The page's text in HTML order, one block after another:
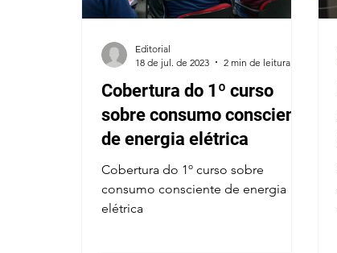
Cobertura do 1º curso
sobre consumo consciente
de energia elétrica
Cobertura do 1º curso sobre
consumo consciente de energia
elétrica
Editorial
18 de jul. de 2023
2 min de leitura